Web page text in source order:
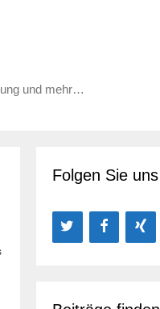
und mehr…
Folgen Sie uns